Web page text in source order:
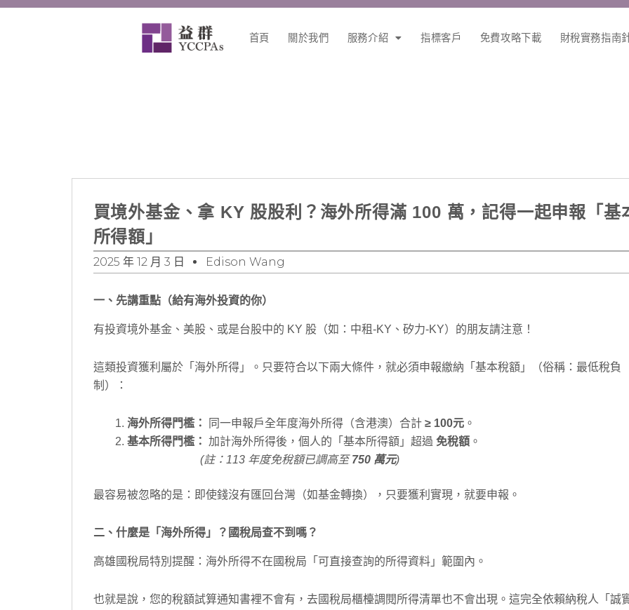
跳
首頁 關於我們 服務介紹 指標客戶 免費攻略下載 財稅實務指南
買境外基金、拿 KY 股股利？海外所得滿 100 萬，記得一起申報「基
所得額」
2025 年 12 月 3 日 Edison Wang
一、先講重點（給有海外投資的你）
有投資境外基金、美股、或是台股中的 KY 股（如：中租-KY、矽力-KY）的朋友請注意！
這類投資獲利屬於「海外所得」。只要符合以下兩大條件，就必須申報繳納「基本稅額」（俗稱：最低稅負
制）：
海外所得門檻： 同一申報戶全年度海外所得（含港澳）合計 ≥ 100元。
基本所得門檻： 加計海外所得後，個人的「基本所得額」超過 免稅額。
(註：113 年度免稅額已調高至750 萬元)
最容易被忽略的是：即使錢沒有匯回台灣（如基金轉換），只要獲利實現，就要申報。
二、什麼是「海外所得」？國稅局查不到嗎？
高雄國稅局特別提醒：海外所得不在國稅局「可直接查詢的所得資料」範圍 內。
也就是說，您的稅額試算通知書裡不會有，去國稅局櫃檯調閱所得清單也不會出現。這完全依賴納稅人「誠